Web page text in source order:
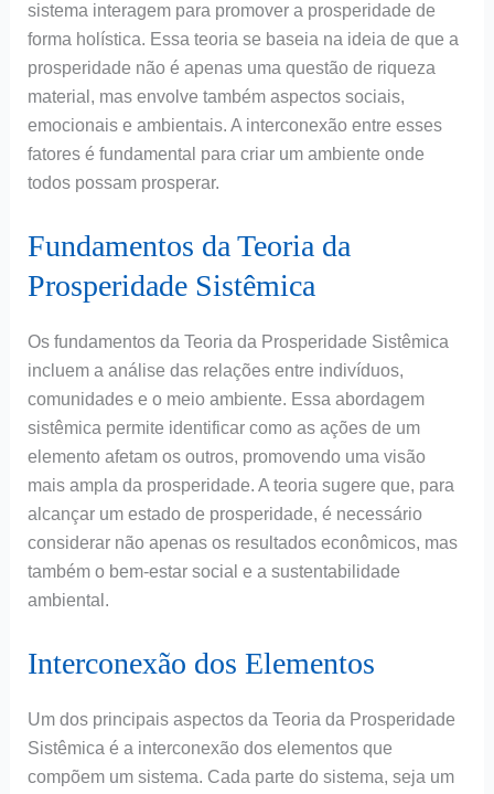
sistema interagem para promover a prosperidade de
forma holística. Essa teoria se baseia na ideia de que a
prosperidade não é apenas uma questão de riqueza
material, mas envolve também aspectos sociais,
emocionais e ambientais. A interconexão entre esses
fatores é fundamental para criar um ambiente onde
todos possam prosperar.
Fundamentos da Teoria da
Prosperidade Sistêmica
Os fundamentos da Teoria da Prosperidade Sistêmica
incluem a análise das relações entre indivíduos,
comunidades e o meio ambiente. Essa abordagem
sistêmica permite identificar como as ações de um
elemento afetam os outros, promovendo uma visão
mais ampla da prosperidade. A teoria sugere que, para
alcançar um estado de prosperidade, é necessário
considerar não apenas os resultados econômicos, mas
também o bem-estar social e a sustentabilidade
ambiental.
Interconexão dos Elementos
Um dos principais aspectos da Teoria da Prosperidade
Sistêmica é a interconexão dos elementos que
compõem um sistema. Cada parte do sistema, seja um